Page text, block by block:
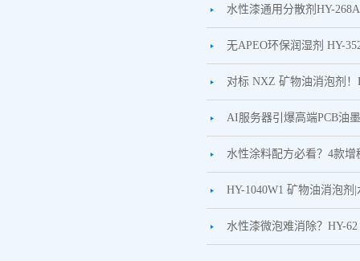
水性漆通用分散剂HY-
无APEO环保润湿剂 HY-
对标 NXZ 矿物油消泡剂
AI服务器引爆高端PCB油
水性涂料配方必看？4款增
HY-1040W1 矿物油消泡
水性漆微泡难消除？HY-